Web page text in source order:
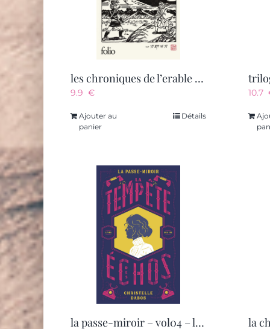
les chroniques de l’erable et du cerisier – vol01 – le masque de no
9.9 €
Ajouter au
panier
Détails
10.7
la passe-miroir – vol04 – la tempete des echos – edition anniversaire